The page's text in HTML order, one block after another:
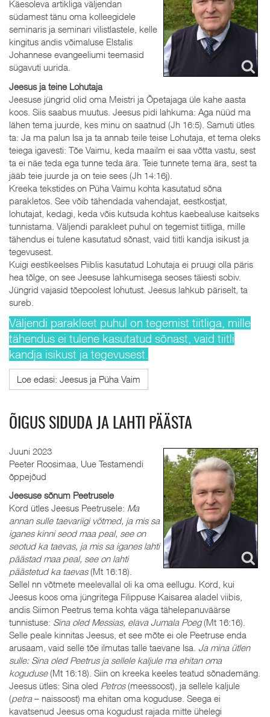
Käesoleva artikliga väljendan
südamest tänu oma kolleegidele
seminaris ja seminari vilistlastele, kelle
kingitus andis võimaluse Elstalis
Johannese evangeeliumi teemasid
sügavuti uurida.
Jeesus ja teine Lohutaja
Jeesuse jüngrid olid oma Meistri ja Õpetajaga üle kahe aasta
koos. Siis saabus muutus. Jeesus pidi lahkuma: Aga nüüd ma
lähen tema juurde, kes minu on saatnud (Jh 16:5). Samuti ütles
ta: Ja ma palun Isa ja ta annab teile teise Lohutaja, et tema oleks
teiega igavesti: Tõe Vaimu, keda maailm ei saa võtta vastu, sest
ta ei näe teda ega tunne teda ära. Teie tunnete tema ära, sest ta
jääb teie juurde ja on teie sees (Jh 14:16j).
Kreeka tekstides on Püha Vaimu kohta kasutatud sõna
parakletos. See võib tähendada vahendajat, eestkostjat,
lohutajat, kedagi, keda võis kutsuda kohtus kaebealuse kaitseks
tunnistama. Väljendi parakleet puhul on tegemist tiitliga, mille
tähendus ei tulene kasutatud sõnast, vaid tiitli kandja isikust ja
tegevusest.
Kuigi eestikeelses Piiblis kasutatud Lohutaja ei pruugi olla päris
hea tõlge, on see Jeesuse lahkumisega seoses täiesti sobiv.
Jüngrid vajasid tõepoolest lohutust. Jeesus lahkub päriselt, ta
sureb.
Väljendi parakleet puhul on tegemist tiitliga, mille
tähendus ei tulene kasutatud sõnast, vaid tiitli
kandja isikust ja tegevusest.
Loe edasi: Jeesus ja Püha Vaim
ÕIGUS SIDUDA JA LAHTI PÄÄSTA
Juuni 2023
Peeter Roosimaa, Uue Testamendi
õppejõud
Jeesuse sõnum Peetrusele
Kord ütles Jeesus Peetrusele: Ma
annan sulle taevariigi võtmed, ja mis sa
iganes kinni seod maa peal, see on
seotud ka taevas, ja mis sa iganes lahti
päästad maa peal, see on lahti
päästetud ka taevas(Mt 16:18).
Sellel nn võtmete meelevallal oli ka oma eellugu. Kord, kui
Jeesus koos oma jüngritega Filippuse Kaisarea aladel viibis,
andis Siimon Peetrus tema kohta väga tähelepanuväärse
tunnistuse: Sina oled Messias, elava Jumala Poeg(Mt 16:16).
Selle peale kinnitas Jeesus, et see mõte ei ole Peetruse enda
arusaam, vaid selle tõe ilmutas talle taevane Isa. Ja mina ütlen
sulle: Sina oled Peetrus ja sellele kaljule ma ehitan oma
koguduse(Mt 16:18). Siin on kreeka keeles teatud sõnademäng.
Jeesus ütles: Sina oled Petros(meessoost), ja sellele kaljule
(petra– naissoost) ma ehitan oma koguduse. Seega ei
kavatsenud Jeesus oma kogudust rajada mitte ühelegi